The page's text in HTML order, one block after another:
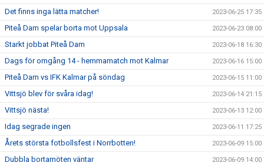
Det finns inga lätta matcher! 2023-06-25 17:35
Piteå Dam spelar borta mot Uppsala 2023-06-23 08:00
Starkt jobbat Piteå Dam 2023-06-18 16:30
Dags för omgång 14 - hemmamatch mot Kalmar 2023-06-16 15:00
Piteå Dam vs IFK Kalmar på söndag 2023-06-15 11:00
Vittsjö blev för svåra idag! 2023-06-14 21:15
Vittsjö nästa! 2023-06-13 12:00
Idag segrade ingen 2023-06-11 17:25
Årets största fotbollsfest i Norrbotten! 2023-06-09 15:00
Dubbla bortamöten väntar 2023-06-09 14:00